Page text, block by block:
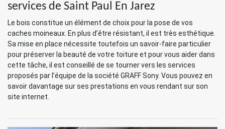
services de Saint Paul En Jarez
Le bois constitue un élément de choix pour la pose de vos
caches moineaux. En plus d’être résistant, il est très esthétique.
Sa mise en place nécessite toutefois un savoir-faire particulier
pour préserver la beauté de votre toiture et pour vous aider dans
cette tâche, il est conseillé de se tourner vers les services
proposés par l’équipe de la société GRAFF Sony. Vous pouvez en
savoir davantage sur ses prestations en vous rendant sur son
site internet.